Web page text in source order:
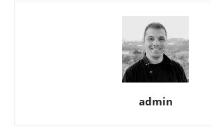
admin